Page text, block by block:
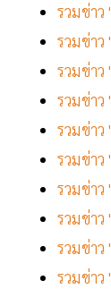
รวมข่า
รวมข่า
รวมข่า
รวมข่า
รวมข่า
รวมข่า
รวมข่า
รวมข่า
รวมข่า
รวมข่า